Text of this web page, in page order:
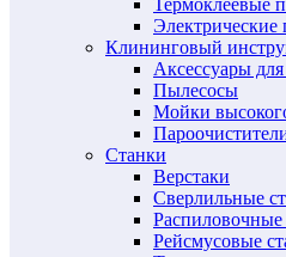
Электрические
Клининговый
Аксессуары
Пылесосы
Мойки
Станки
Верстаки
Сверлильные
Распиловочные
Рейсмусовые